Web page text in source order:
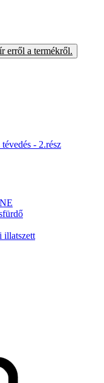
erről a termékről.
- 2.rész
illatszett